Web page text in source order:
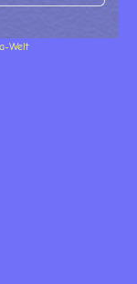
Welt